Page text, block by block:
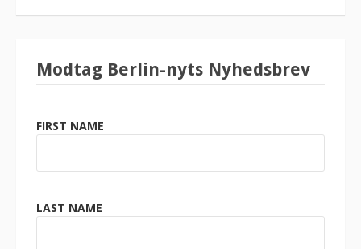
Modtag Berlin-nyts Nyhedsbrev
FIRST NAME
LAST NAME